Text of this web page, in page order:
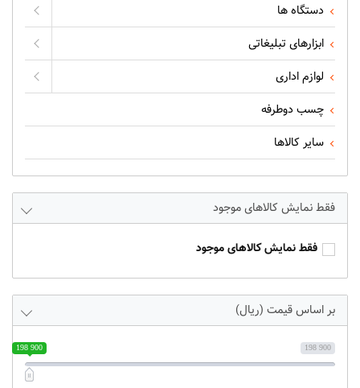
دستگاه ها
ابزارهای تبلیغاتی
لوازم اداری
چسب دوطرفه
سایر کالاها
فقط نمایش کالاهای موجود
فقط نمایش کالاهای موجود
بر اساس قیمت (ریال)
198 900
198 900